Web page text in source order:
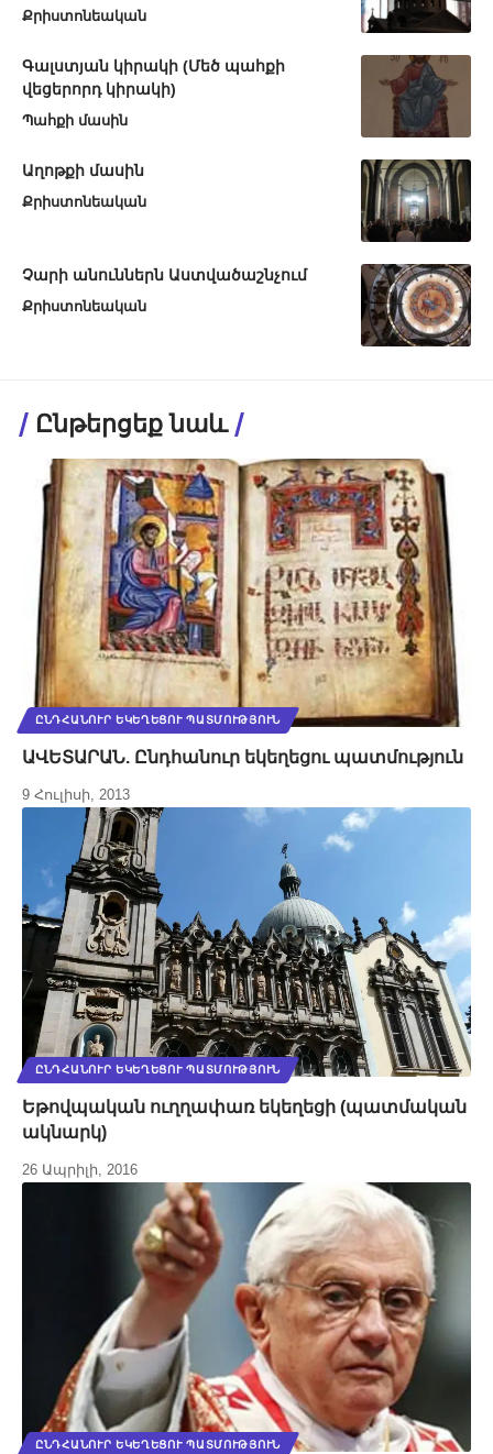
Քրիստոնեական
Գալստյան կիրակի (Մեծ պահքի
վեցերորդ կիրակի)
Պահքի մասին
Աղոթքի մասին
Քրիստոնեական
Չարի անուններն Աստվածաշնչում
Քրիստոնեական
Ընթերցեք նաև
ԸՆԴՀԱՆՈՒՐ ԵԿԵՂԵՑՈՒ ՊԱՏՄՈՒԹՅՈՒՆ
ԱՎԵՏԱՐԱՆ. Ընդհանուր եկեղեցու պատմություն
9 Հուլիսի, 2013
ԸՆԴՀԱՆՈՒՐ ԵԿԵՂԵՑՈՒ ՊԱՏՄՈՒԹՅՈՒՆ
Եթովպական ուղղափառ եկեղեցի (պատմական
ակնարկ)
26 Ապրիլի, 2016
ԸՆԴՀԱՆՈՒՐ ԵԿԵՂԵՑՈՒ ՊԱՏՄՈՒԹՅՈՒՆ